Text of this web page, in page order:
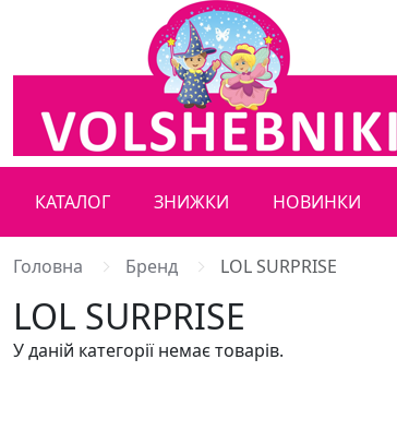
КАТАЛОГ ЗНИЖКИ НОВИНКИ
Головна Бренд LOL SURPRISE
LOL SURPRISE
У даній категорії немає товарів.